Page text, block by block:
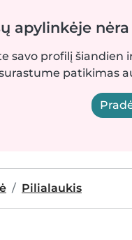
apylinkėje
savo profilį šiandien
patikimas
Pilialaukis